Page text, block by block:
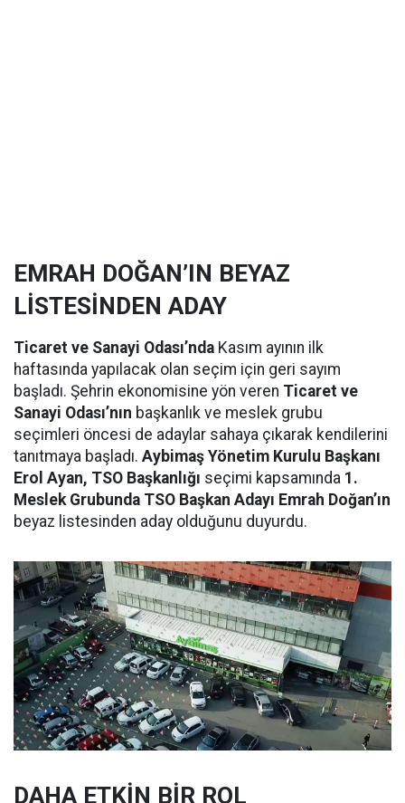
EMRAH DOĞAN’IN BEYAZ
LİSTESİNDEN ADAY
Ticaret ve Sanayi Odası’nda Kasım ayının ilk
haftasında yapılacak olan seçim için geri sayım
başladı. Şehrin ekonomisine yön veren Ticaret ve
Sanayi Odası’nın başkanlık ve meslek grubu
seçimleri öncesi de adaylar sahaya çıkarak kendilerini
tanıtmaya başladı. Aybimaş Yönetim Kurulu Başkanı
Erol Ayan, TSO Başkanlığı seçimi kapsamında 1.
Meslek Grubunda TSO Başkan Adayı Emrah Doğan’ın
beyaz listesinden aday olduğunu duyurdu.
DAHA ETKİN BİR ROL